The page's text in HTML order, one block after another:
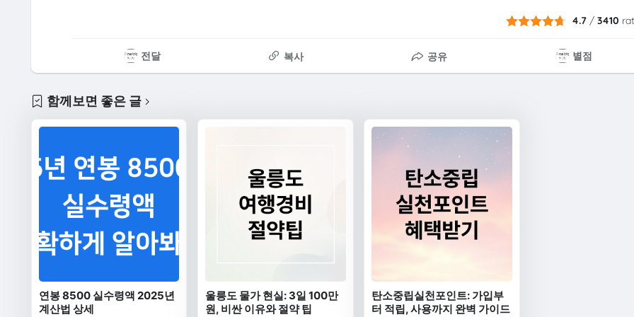
4.7 /3410
전달 복사 공유 별점
함께보면 좋은 글
연봉 8500 실수령액 2025년
계산법 상세
울릉도 물가 현실: 3일 100만
원, 비싼 이유와 절약 팁
탄소중립실천포인트: 가입부
터 적립, 사용까지 완벽 가이드